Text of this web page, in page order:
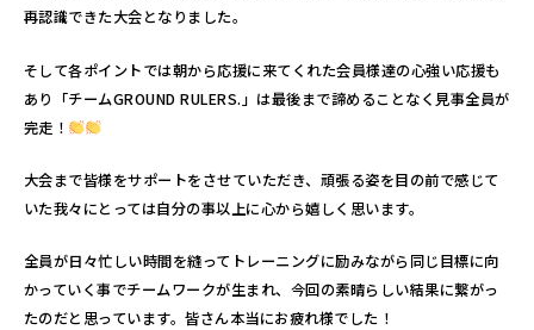
再認識できた大会となりました。
そして各ポイントでは朝から応援に来てくれた会員様達の心強い応援も
あり「チームGROUND RULERS.」は最後まで諦めることなく見事全員が
完走！
大会まで皆様をサポートをさせていただき、頑張る姿を目の前で感じて
いた我々にとっては自分の事以上に心から嬉しく思います。
全員が日々忙しい時間を縫ってトレーニングに励みながら同じ目標に向
かっていく事でチームワークが生まれ、今回の素晴らしい結果に繋がっ
たのだと思っています。皆さん本当にお疲れ様でした！